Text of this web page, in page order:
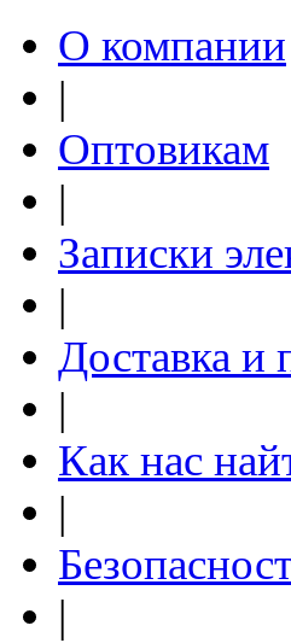
О компании
|
Оптовикам
|
Записки
|
Доставка и
|
Как нас
|
|